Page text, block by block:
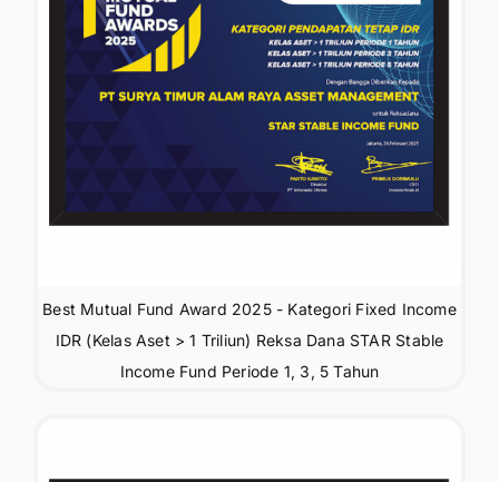
Best Mutual Fund Award 2025 - Kategori Fixed Income
IDR (Kelas Aset > 1 Triliun) Reksa Dana STAR Stable
Income Fund Periode 1, 3, 5 Tahun